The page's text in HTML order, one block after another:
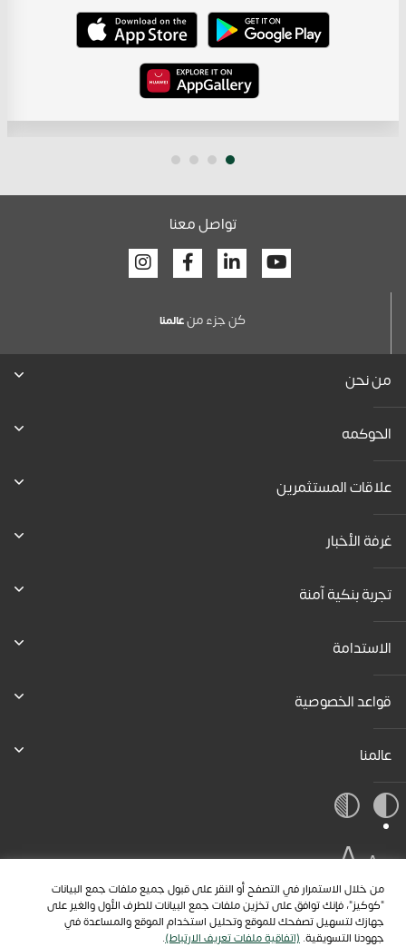
من خلال الاستمرار في التصفح أو النقر على قبول جميع ملفات جمع البيانات
"كوكيز"، فإنك توافق على تخزين ملفات جمع البيانات للطرف الأول والغير على
جهازك لتسهيل تصفحك للموقع وتحليل استخدام الموقع والمساعدة في
جهودنا التسويقية. (اتفاقية ملفات تعريف الارتباط).
تواصل معنا
Youtube
Linkedin
Facebook
كن جزء منعالمنا
من نحن
الحوكمه
علاقات المستثمرين
غرفة الأخبار
تجربة بنكية آمنة
الاستدامة
قواعد الخصوصية
عالمنا
A
A
A